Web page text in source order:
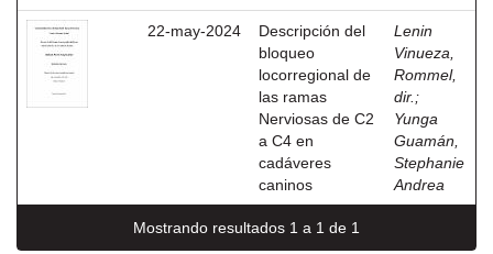
22-may-2024
Descripción del
bloqueo
locorregional de
las ramas
Nerviosas de C2
a C4 en
cadáveres
caninos
Lenin
Vinueza,
Rommel,
dir. ;
Yunga
Guamán,
Stephanie
Andrea
Mostrando resultados 1 a 1 de 1